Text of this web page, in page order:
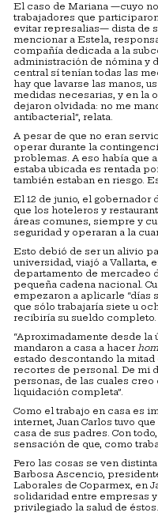
El caso de Mariana —cuyo
trabajadores que
evitar represalias— dista de
mencionar a Estela,
compañía dedicada a la
administración de nómina y
central sí tenían todas las
hay que lavarse las manos,
medidas necesarias, y en la
dejaron olvidada: no me
antibacterial”, relata.
A pesar de que no eran
operar durante la
problemas. A eso había que
estaba ubicada es rentada
también estaban en riesgo.
El 12 de junio, el gobernador
que los hoteleros y
áreas comunes, siempre y
seguridad y operaran a la
Esto debió de ser un alivio
universidad, viajó a Vallarta,
departamento de mercadeo
pequeña cadena nacional.
empezaron a aplicarle “días
que sólo trabajaría siete u
recibiría su sueldo completo.
“Aproximadamente desde la
mandaron a casa a hacer
estado descontando la
recortes de personal. De mi
personas, de las cuales
liquidación completa”.
Como el trabajo en casa es
internet, Juan Carlos tuvo
casa de sus padres. Con
sensación de que, como
Pero las cosas se ven
Barbosa Ascencio,
Laborales de Coparmex, en
solidaridad entre empresas
privilegiado la salud de éstos.